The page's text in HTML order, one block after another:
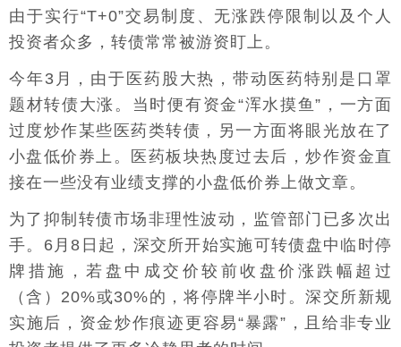
由于实行“T+0”交易制度、无涨跌停限制以及个人
投资者众多，转债常常被游资盯上。
今年3月，由于医药股大热，带动医药特别是口罩
题材转债大涨。当时便有资金“浑水摸鱼”，一方面
过度炒作某些医药类转债，另一方面将眼光放在了
小盘低价券上。医药板块热度过去后，炒作资金直
接在一些没有业绩支撑的小盘低价券上做文章。
为了抑制转债市场非理性波动，监管部门已多次出
手。6月8日起，深交所开始实施可转债盘中临时停
牌措施，若盘中成交价较前收盘价涨跌幅超过
（含）20%或30%的，将停牌半小时。深交所新规
实施后，资金炒作痕迹更容易“暴露”，且给非专业